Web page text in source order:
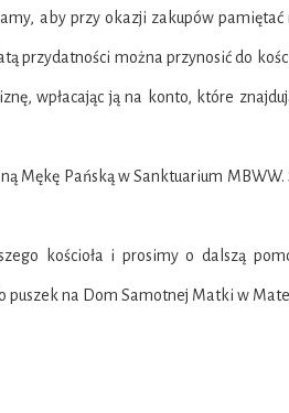
aby przy okazji zakupów
przydatności można przynosić do
wpłacając ją na konto, które
Mękę Pańską w Sanktuarium MBWW.
kościoła i prosimy o dalszą
puszek na Dom Samotnej Matki w